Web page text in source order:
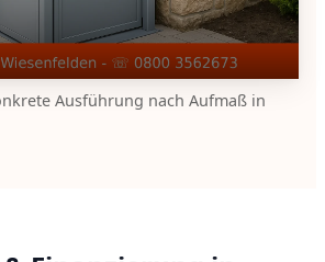
Ausführung nach Aufmaß in